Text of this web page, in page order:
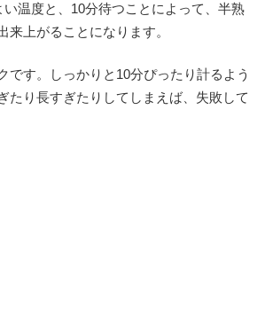
い温度と、10分待つことによって、半熟
来上がることになります。
です。しっかりと10分ぴったり計るよう
たり長すぎたりしてしまえば、失敗して